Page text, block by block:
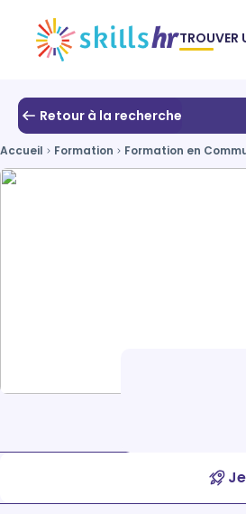
TROUVER
Retour à la recherche
Accueil Formation Formation en